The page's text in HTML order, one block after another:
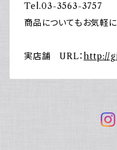
Tel.03-3563-3757
商品についてもお気軽
実店舗 URL：http://